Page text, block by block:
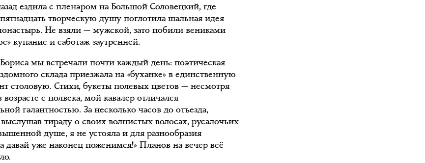
ездила с пленэром на Большой Соловецкий, где
творческую душу поглотила шальная идея
Не взяли — мужской, зато побили вениками
купание и саботаж заутренней.
мы встречали почти каждый день: поэтическая
склада приезжала на «буханке» в единственную
столовую. Стихи, букеты полевых цветов — несмотря
с полвека, мой кавалер отличался
галантностью. За несколько часов до отъезда,
тираду о своих волнистых волосах, русалочьих
душе, я не устояла и для разнообразия
давай уже наконец поженимся!» Планов на вечер всё